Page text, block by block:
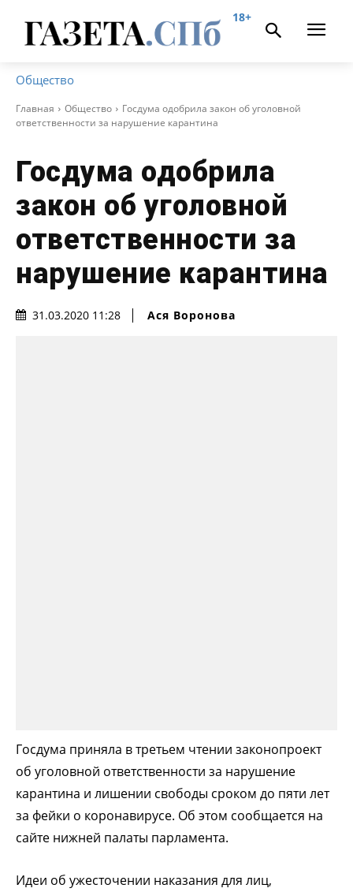
18+
Общество
Главная Общество
Госдума одобрила закон об уголовной
ответственности за нарушение карантина
Госдума одобрила
закон об уголовной
ответственности за
нарушение карантина
31.03.2020 11:28 Ася Воронова
Госдума приняла в третьем чтении законопроект
об уголовной ответственности за нарушение
карантина и лишении свободы сроком до пяти лет
за фейки о коронавирусе. Об этом сообщается на
сайте нижней палаты парламента.
Идеи об ужесточении наказания для лиц,